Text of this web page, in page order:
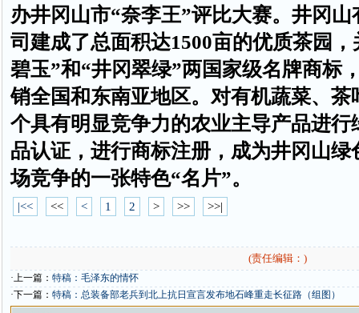
办井冈山市“奈李王”评比大赛。井冈
司建成了总面积达1500亩的优质茶园
碧玉”和“井冈翠绿”两国家级名牌商标
销全国和东南亚地区。对有机蔬菜、茶
个具有明显竞争力的农业主导产品进行
品认证，进行商标注册，成为井冈山绿
场竞争的一张特色“名片”。
|<< << < 1 2 > >> >>|
(责任编辑：)
·上一篇： 特稿：毛泽东的情怀
·下一篇： 特稿：总装备部老兵到北上抗日宣言发布地石峰重走长征路（组图）